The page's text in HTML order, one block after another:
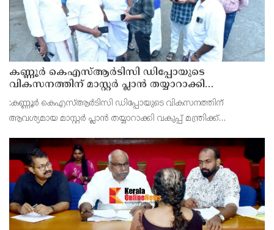
കണ്ണൂർ കെഎസ്ആർടിസി ഡിപ്പോയുടെ
വികസനത്തിന് മാസ്റ്റർ പ്ലാൻ തയ്യാറാക്കി
സമർപ്പിക്കും : ടി ഒ മോഹനൻ എം എൽ എ
:കണ്ണൂർ കെഎസ്ആർടിസി ഡിപ്പോയുടെ വികസനത്തിന്
ആവശ്യമായ മാസ്റ്റർ പ്ലാൻ തയ്യാറാക്കി വകുപ്പ് മന്ത്രിക്ക്
ഡിപ്പോയ്ക്ക് നാല് ഏക്കറിൽ അധികം വരുന്ന സ്ഥലമുണ്ട്